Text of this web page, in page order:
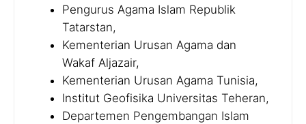
Pengurus Agama Islam Republik
Tatarstan,
Kementerian Urusan Agama dan
Wakaf Aljazair,
Kementerian Urusan Agama Tunisia,
Institut Geofisika Universitas Teheran,
Departemen Pengembangan Islam